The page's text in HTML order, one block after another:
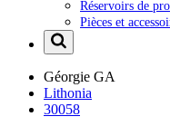
Réservoirs de
Pièces et
Géorgie GA
Lithonia
30058